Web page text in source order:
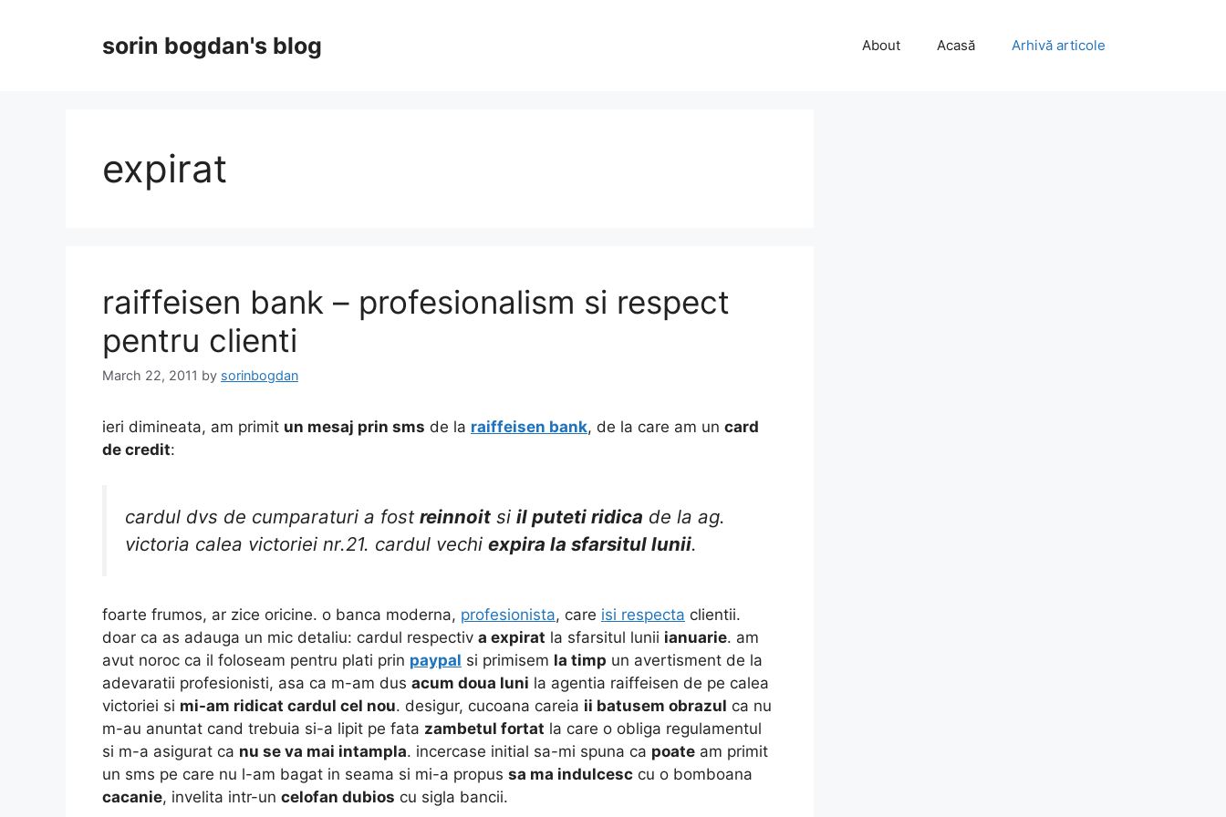
sorin bogdan's blog About Acasă Arhivă articole
expirat
raiffeisen bank – profesionalism si respect
pentru clienti
March 22, 2011 by sorinbogdan
ieri dimineata, am primit un mesaj prin sms de la raiffeisen bank, de la care am un card
de credit:
cardul dvs de cumparaturi a fost reinnoit si il puteti ridica de la ag.
victoria calea victoriei nr.21. cardul vechi expira la sfarsitul lunii.
foarte frumos, ar zice oricine. o banca moderna, profesionista, care isi respecta clientii.
doar ca as adauga un mic detaliu: cardul respectiv a expirat la sfarsitul lunii ianuarie. am
avut noroc ca il foloseam pentru plati prin paypal si primisem la timp un avertisment de la
adevaratii profesionisti, asa ca m-am dus acum doua luni la agentia raiffeisen de pe calea
victoriei si mi-am ridicat cardul cel nou. desigur, cucoana careia ii batusem obrazul ca nu
m-au anuntat cand trebuia si-a lipit pe fata zambetul fortat la care o obliga regulamentul
si m-a asigurat ca nu se va mai intampla. incercase initial sa-mi spuna ca poate am primit
un sms pe care nu l-am bagat in seama si mi-a propus sa ma indulcesc cu o bomboana
cacanie, invelita intr-un celofan dubios cu sigla bancii.